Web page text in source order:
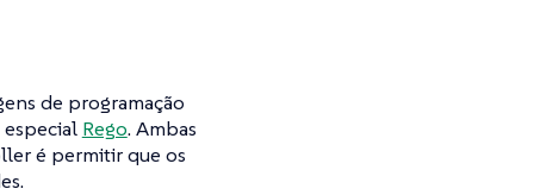
de programação
Rego. Ambas
é permitir que os